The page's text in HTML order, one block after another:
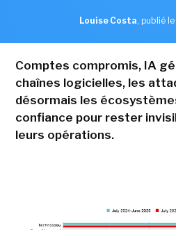
Louise Costa, publié
Comptes compromis, IA
chaînes logicielles, les
désormais les
confiance pour rester
leurs opérations.